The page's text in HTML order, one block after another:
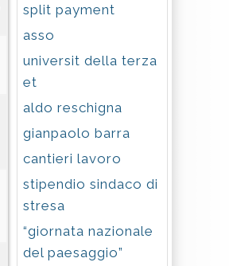
split payment
asso
universit della terza
et
aldo reschigna
gianpaolo barra
cantieri lavoro
stipendio sindaco di
stresa
“giornata nazionale
del paesaggio”